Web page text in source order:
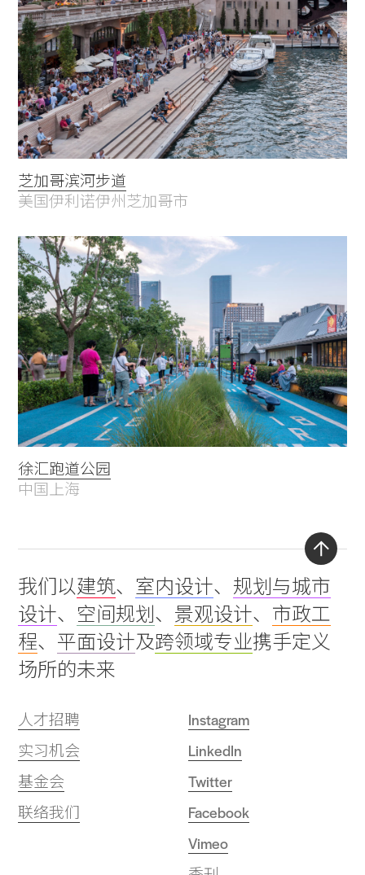
芝加哥滨河步道
美国伊利诺伊州芝加哥市
徐汇跑道公园
中国上海
我们以建筑、 室内设计、 规划与城市
设计、 空间规划 、 景观设计、 市政工
程、 平面设计及跨领域专业携手定义
场所的未来
人才招聘
实习机会
基金会
联络我们
Instagram
LinkedIn
Twitter
Facebook
Vimeo
Back
to
top